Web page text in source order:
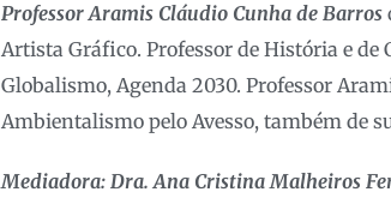
Professor Aramis Cláudio Cunha de Barros
Artista Gráfico. Professor de História e de
Globalismo, Agenda 2030. Professor
Ambientalismo pelo Avesso, também de
Mediadora: Dra. Ana Cristina Malheiros